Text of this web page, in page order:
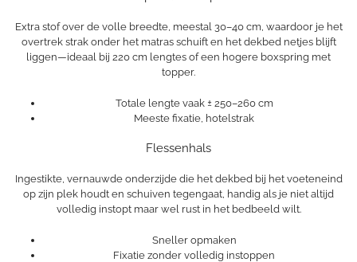
Extra stof over de volle breedte, meestal 30–40 cm, waardoor je het
overtrek strak onder het matras schuift en het dekbed netjes blijft
liggen—ideaal bij 220 cm lengtes of een hogere boxspring met
topper.
Totale lengte vaak ± 250–260 cm
Meeste fixatie, hotelstrak
Flessenhals
Ingestikte, vernauwde onderzijde die het dekbed bij het voeteneind
op zijn plek houdt en schuiven tegengaat, handig als je niet altijd
volledig instopt maar wel rust in het bedbeeld wilt.
Sneller opmaken
Fixatie zonder volledig instoppen